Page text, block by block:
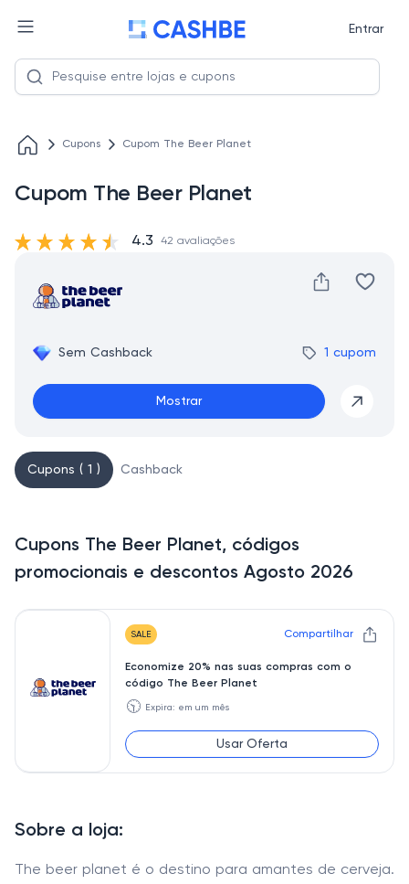
Entrar
Cupons Cupom The Beer Planet
Cupom The Beer Planet
Sem Cashback 1 cupom
Mostrar
4.3 42 avaliações
Sobre a loja:
The beer planet é o destino para amantes de cerveja.
Cupons ( 1 ) Cashback
Cupons The Beer Planet, códigos
promocionais e descontos Agosto 2026
SALE Compartilhar
Economize 20% nas suas compras com o
código The Beer Planet
🕥 Expira: em um mês
Usar Oferta